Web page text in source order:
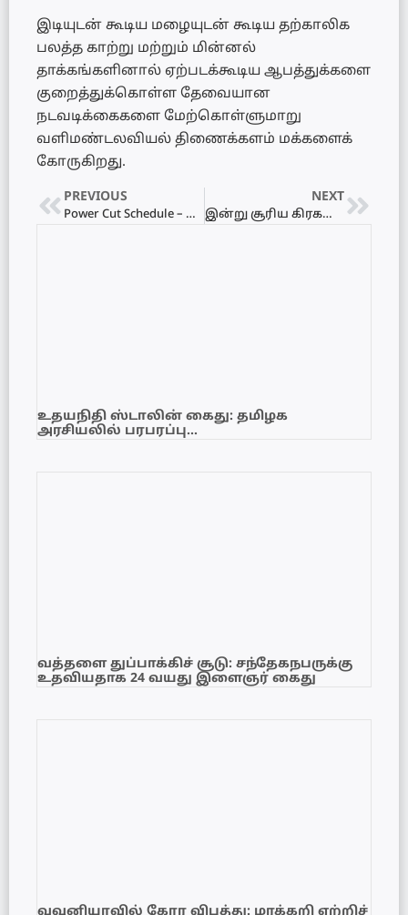
இடியுடன் கூடிய மழையுடன் கூடிய தற்காலிக
பலத்த காற்று மற்றும் மின்னல்
தாக்கங்களினால் ஏற்படக்கூடிய ஆபத்துக்களை
குறைத்துக்கொள்ள தேவையான
நடவடிக்கைகளை மேற்கொள்ளுமாறு
வளிமண்டலவியல் திணைக்களம் மக்களைக்
கோருகிறது.
PREVIOUS
Power Cut Schedule – மின்வெட்டு அட்டவணை 25.10.2022
NEXT
இன்று சூரிய கிரகணம்
உதயநிதி ஸ்டாலின் கைது: தமிழக
அரசியலில் பரபரப்பு…
வத்தளை துப்பாக்கிச் சூடு: சந்தேகநபருக்கு
உதவியதாக 24 வயது இளைஞர் கைது
வவுனியாவில் கோர விபத்து: மரக்கறி ஏற்றிச்